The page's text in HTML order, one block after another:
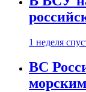
1 неделя
ВС